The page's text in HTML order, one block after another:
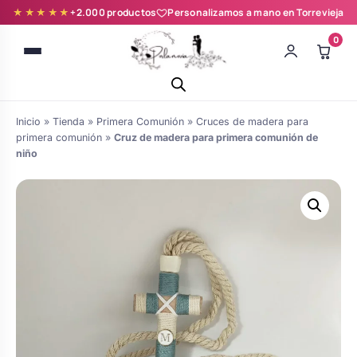
★★★★★+2.000 productos Personalizamos a mano en Torrevieja
0
personalizadas
Árboles de Huellas para Primera
Batas de comunión personalizadas
para niña
Inicio » Tienda » Primera Comunión » Cruces de madera para
primera comunión » Cruz de madera para primera comunión de
niño